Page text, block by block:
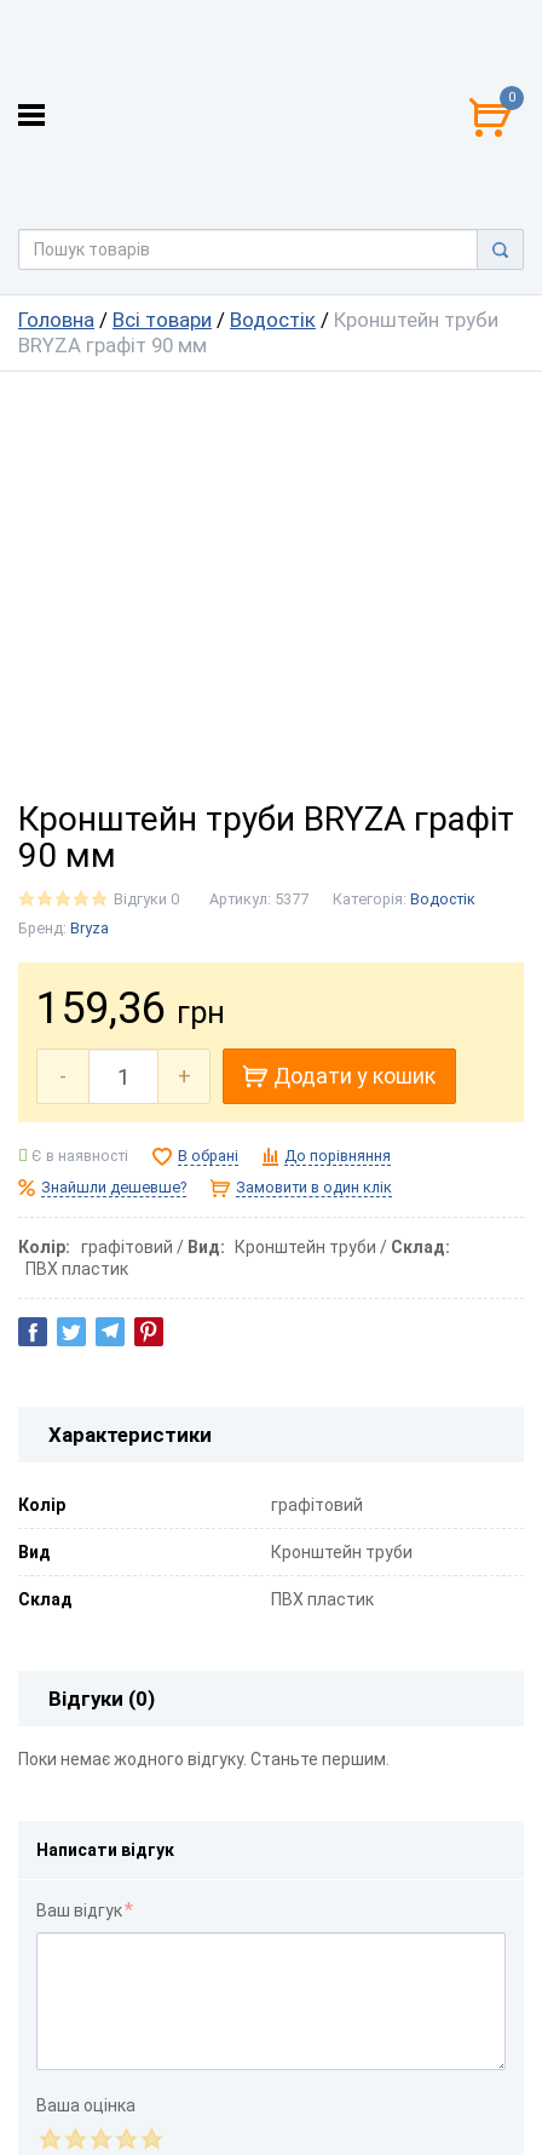
0
Головна / Всі товари / Водостік / Кронштейн труби
BRYZA графіт 90 мм
Кронштейн труби BRYZA графіт
90 мм
Відгуки 0 Артикул: 5377 Категорія: Водостік
Бренд: Bryza
159,36 грн
- + Додати у кошик
Є в наявності В обрані
До порівняння
Знайшли дешевше?
Замовити в один клік
Колір графітовий Вид Кронштейн труби
Склад
ПВХ пластик
Характеристики
Колір графітовий
Вид Кронштейн труби
Склад ПВХ пластик
Відгуки (0)
Поки немає жодного відгуку. Станьте першим.
Написати відгук
Ваш відгук
Ваша оцінка